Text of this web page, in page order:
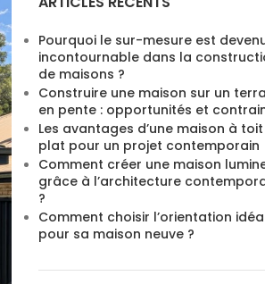
Pourquoi le sur-mesure est
incontournable dans la
de maisons ?
Construire une maison sur un
en pente : opportunités et
Les avantages d’une maison à toit
plat pour un projet contemporain
Comment créer une maison
grâce à l’architecture
?
Comment choisir l’orientation
pour sa maison neuve ?